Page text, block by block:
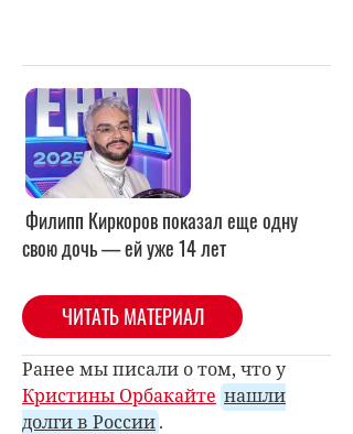
Филипп Киркоров показал еще одну
свою дочь — ей уже 14 лет
ЧИТАТЬ МАТЕРИАЛ
Ранее мы писали о том, что у
Кристины Орбакайте нашли
долги в России.